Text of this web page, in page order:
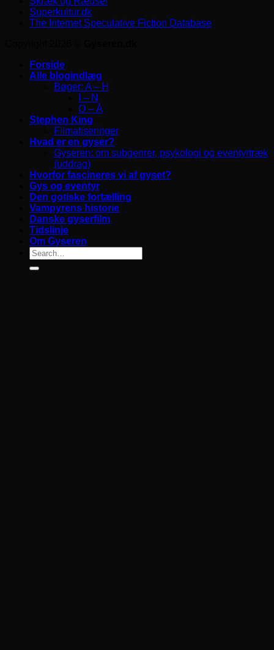
Superkultur.dk
The Internet Speculative Fiction Database
Forside
Alle blogindlæg
Bøger: A – H
I – N
O – Å
Stephen King
Filmatiseringer
Hvad er en gyser?
Gyseren: om subgenrer, psykologi og eventyrtræk
(uddrag)
Hvorfor fascineres vi af gyset?
Gys og eventyr
Den gotiske fortælling
Vampyrens historie
Danske gyserfilm
Tidslinje
Om Gyseren